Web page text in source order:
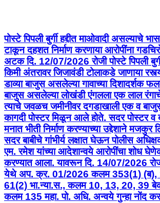
पोस्टे पिपली बुर्गी हद्दीत माओवादी असल्याचे
टाकून दहशत निर्माण करणा­या आरोपींना
अटक दि. 12/07/2026 रोजी पोस्टे पिपली
किमी अंतरावर जिजावंडी टोलाकडे जाणा­या
डाव्या बाजुस असलेल्या गावाच्या दिशादर्शक
बाजुस असलेल्या लोखंडी एंगलला एक लाल
त्याचे जवळच जमीनीवर दगडाखाली एक व
कागदी पोस्टर मिळून आले होते. सदर पोस्टर व
मनात भीती निर्माण करण्याच्या उद्देशाने मजकुर
सदर बाबीचे गांभीर्य लक्षात घेऊन पोलीस
एम. रमेश यांच्या आदेशान्वये आरोपींचा शोध
करण्यात आला. यावरून दि. 14/07/2026 रोजी
येथे अप. क्र. 01/2026 कलम 353(1) (ब),
61(2) भा.न्या.स., कलम 10, 13, 20, 39
कलम 135 महा. पो. अधि. अन्वये गुन्हा नोंद